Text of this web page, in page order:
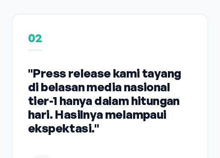
02
"Press release kami tayang
di belasan media nasional
tier-1 hanya dalam hitungan
hari. Hasilnya melampaui
ekspektasi."